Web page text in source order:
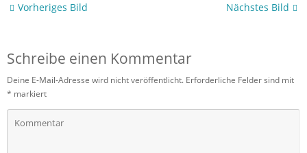
Vorheriges Bild Nächstes Bild
Schreibe einen Kommentar
Deine E-Mail-Adresse wird nicht veröffentlicht. Erforderliche Felder sind mit
* markiert